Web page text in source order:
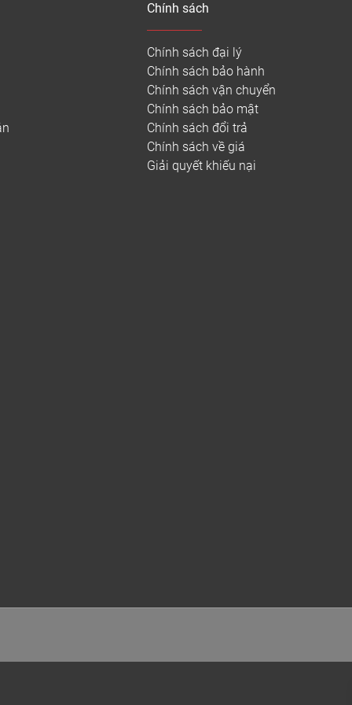
kế giống nhau từ trên xuống dưới. Do các
màu hoặc hoa văn được tạo ra thông qua
thay đổi của thiết kế mà sàn nhựa bệnh viện
cấu nhiều lớp, không đồng nhất. Trong xây
ra một lớp plastisol bọt dày khoảng 25 mils.
nhất và các tấm vinyl kháng khuẩn không
Chính sách
Chính sách đại lý
Chính sách bảo hành
Chính sách vận chuyển
Chính sách bảo mật
Chính sách đổi trả
Chính sách về giá
Giải quyết khiếu nại